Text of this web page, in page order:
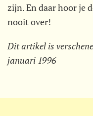
zijn. En daar hoor je
nooit over!
Dit artikel is
januari 1996